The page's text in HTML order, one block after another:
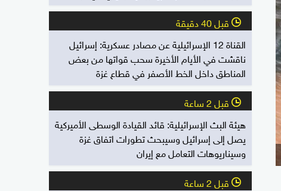
l قبل 40 دقيقة
القناة 12 الإسرائيلية عن مصادر عسكرية: إسرائيل
ناقشت في الأيام الأخيرة سحب قواتها من بعض
المناطق داخل الخط الأصفر في قطاع غزة
l قبل 2 ساعة
هيئة البث الإسرائيلية: قائد القيادة الوسطى الأميركية
يصل إلى إسرائيل وسيبحث تطورات اتفاق غزة
وسيناريوهات التعامل مع إيران
l قبل 2 ساعة